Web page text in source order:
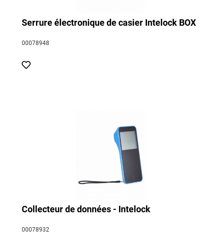
Serrure électronique de casier Intelock BOX
00078948
Collecteur de données - Intelock
00078932